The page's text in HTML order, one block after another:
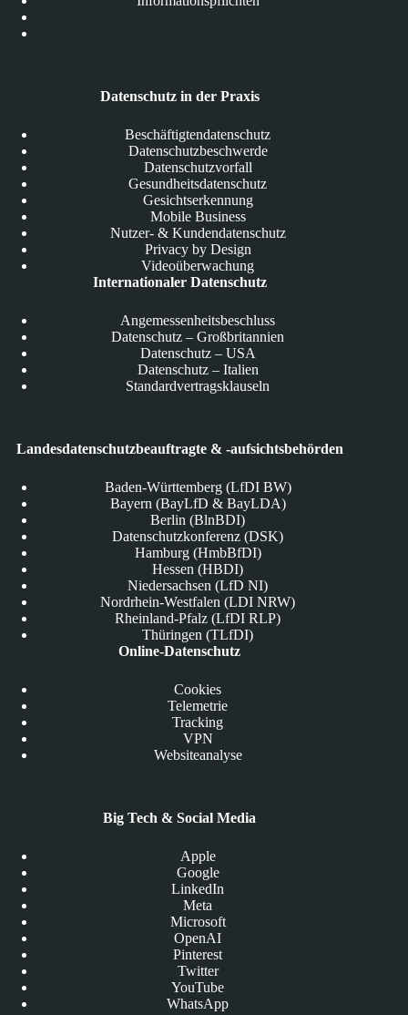
Datenschutz in der Praxis
Beschäftigtendatenschutz
Datenschutzbeschwerde
Datenschutzvorfall
Gesundheitsdatenschutz
Gesichtserkennung
Mobile Business
Nutzer- & Kundendatenschutz
Privacy by Design
Videoüberwachung
Internationaler Datenschutz
Angemessenheitsbeschluss
Datenschutz – Großbritannien
Datenschutz – USA
Datenschutz – Italien
Standardvertragsklauseln
Landesdatenschutzbeauftragte & -aufsichtsbehörden
Baden-Württemberg (LfDI BW)
Bayern (BayLfD & BayLDA)
Berlin (BlnBDI)
Datenschutzkonferenz (DSK)
Hamburg (HmbBfDI)
Hessen (HBDI)
Niedersachsen (LfD NI)
Nordrhein-Westfalen (LDI NRW)
Rheinland-Pfalz (LfDI RLP)
Thüringen (TLfDI)
Online-Datenschutz
Cookies
Telemetrie
Tracking
VPN
Websiteanalyse
Big Tech & Social Media
Apple
Google
LinkedIn
Meta
Microsoft
OpenAI
Pinterest
Twitter
YouTube
WhatsApp